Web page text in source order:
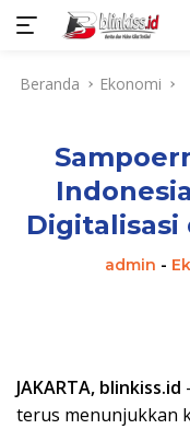
Beranda Ekonomi
Digitalisasi
admin -
JAKARTA, blinkiss.id
terus menunjukkan